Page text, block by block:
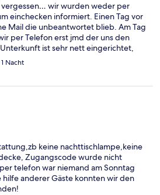
wir wurden weder per
einchecken informiert. Einen Tag vor
Mail die unbeantwortet blieb. Am Tag
per Telefon erst jmd der uns den
ist sehr nett eingerichtet,
(Spinnweben im
dem Sofa, Fließen im Bad sehr
erneuert ( daher wohl auch der
Nacht
keine nachttischlampe,keine
Zugangscode wurde nicht
telefon war niemand am Sonntag
anderer Gäste konnten wir den